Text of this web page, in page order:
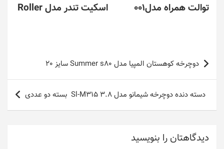
توالت همراه مدل001 اسکیت تندر مدل Roller
راهبری
نوشته
دوچرخه کوهستان المپیا مدل Summer s80 سایز 20
دسته دنده دوچرخه شیمانو مدل Sl-M315 3.8 بسته دو عددی
دیدگاهتان را بنویسید